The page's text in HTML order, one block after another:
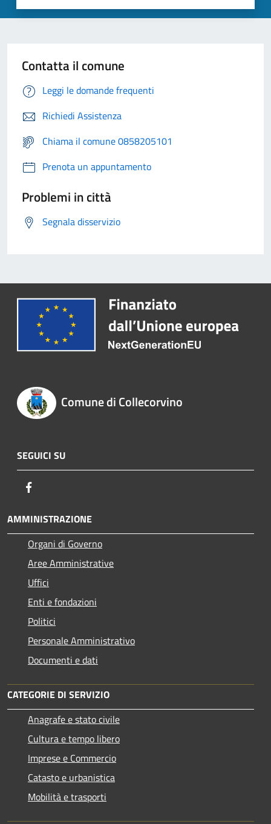
Contatta il comune
Leggi le domande frequenti
Richiedi Assistenza
Chiama il comune 0858205101
Prenota un appuntamento
Problemi in città
Segnala disservizio
Comune di Collecorvino
SEGUICI SU
AMMINISTRAZIONE
Organi di Governo
Aree Amministrative
Uffici
Enti e fondazioni
Politici
Personale Amministrativo
Documenti e dati
CATEGORIE DI SERVIZIO
Anagrafe e stato civile
Cultura e tempo libero
Imprese e Commercio
Catasto e urbanistica
Mobilità e trasporti